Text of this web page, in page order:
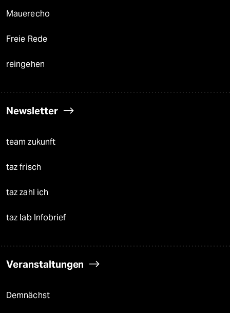
Mauerecho
Freie Rede
reingehen
Newsletter
team zukunft
taz frisch
taz zahl ich
taz lab Infobrief
Veranstaltungen
Demnächst